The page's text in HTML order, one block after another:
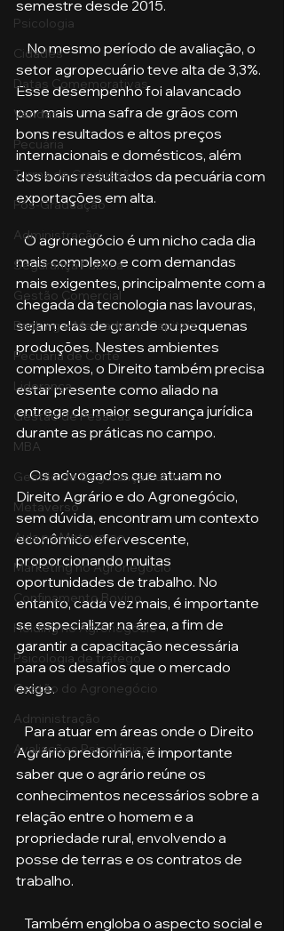
Psicologia
Cidades
Datas Comemorativas
Vendas
Pecuária
Turma de Graduação
Pós-Graduação
Administração
Segurança Publica
Gestão Comercial
Banking e Mercado de Capitais
Pecuária de Corte
Liderança
Gestão de Pessoas
MBA
Gestão de Segurança Publica
Metaverso
Aula no Metaverso
Marketing no Agronegócio
Confinamento Bovino
Holding no Agronegócio
Psicologia de tráfego
Gestão do Agronegócio
Administração
Avaliações Psicológicas
semestre desde 2015.
    No mesmo período de avaliação, o
setor agropecuário teve alta de 3,3%.
Esse desempenho foi alavancado
por mais uma safra de grãos com
bons resultados e altos preços
internacionais e domésticos, além
dos bons resultados da pecuária com
exportações em alta.
   O agronegócio é um nicho cada dia
mais complexo e com demandas
mais exigentes, principalmente com a
chegada da tecnologia nas lavouras,
sejam elas de grande ou pequenas
produções. Nestes ambientes
complexos, o Direito também precisa
estar presente como aliado na
entrega de maior segurança jurídica
durante as práticas no campo.
     Os advogados que atuam no
Direito Agrário e do Agronegócio,
sem dúvida, encontram um contexto
econômico efervescente,
proporcionando muitas
oportunidades de trabalho. No
entanto, cada vez mais, é importante
se especializar na área, a fim de
garantir a capacitação necessária
para os desafios que o mercado
exige.
Agrário predomina, é importante
saber que o agrário reúne os
conhecimentos necessários sobre a
relação entre o homem e a
propriedade rural, envolvendo a
posse de terras e os contratos de
trabalho.